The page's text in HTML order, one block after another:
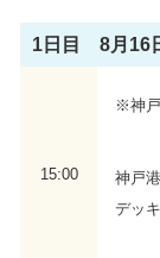
これぞ世
付き、6つ
1日目 8月16
※神戸
15:00
神戸
デッ